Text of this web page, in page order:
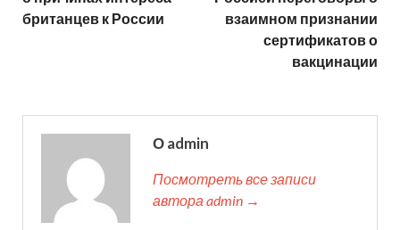
британцев к России
взаимном признании
сертификатов о
вакцинации
О admin
Посмотреть все записи
автора admin →